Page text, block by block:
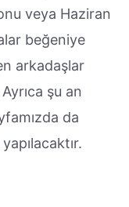
veya Haziran
beğeniye
arkadaşlar
şu an
da